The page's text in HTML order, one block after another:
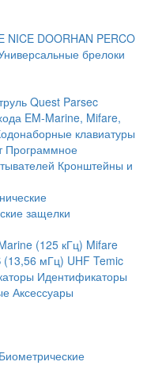
NICE DOORHAN PERCO
брелоки
Quest Parsec
EM-Marine, Mifare,
клавиатуры
Программное
Кронштейны и
защелки
(125 кГц) Mifare
(13,56 мГц) UHF Temic
Идентификаторы
Аксессуары
Биометрические